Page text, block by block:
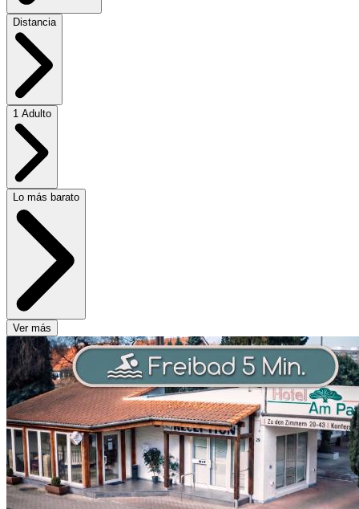
Distancia
1 Adulto
Lo más barato
Ver más